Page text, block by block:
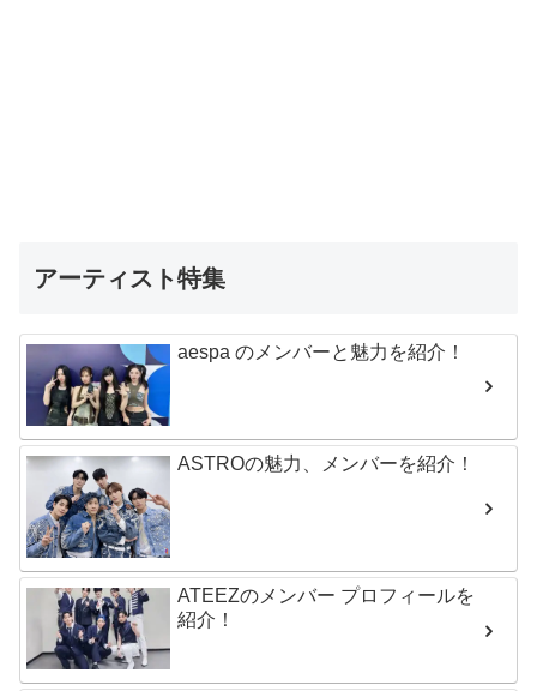
アーティスト特集
aespa のメンバーと魅力を紹介！
ASTROの魅力、メンバーを紹介！
ATEEZのメンバー プロフィールを
紹介！